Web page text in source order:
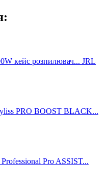
кейс розпилювач... JRL
PRO BOOST BLACK...
Pro ASSIST...